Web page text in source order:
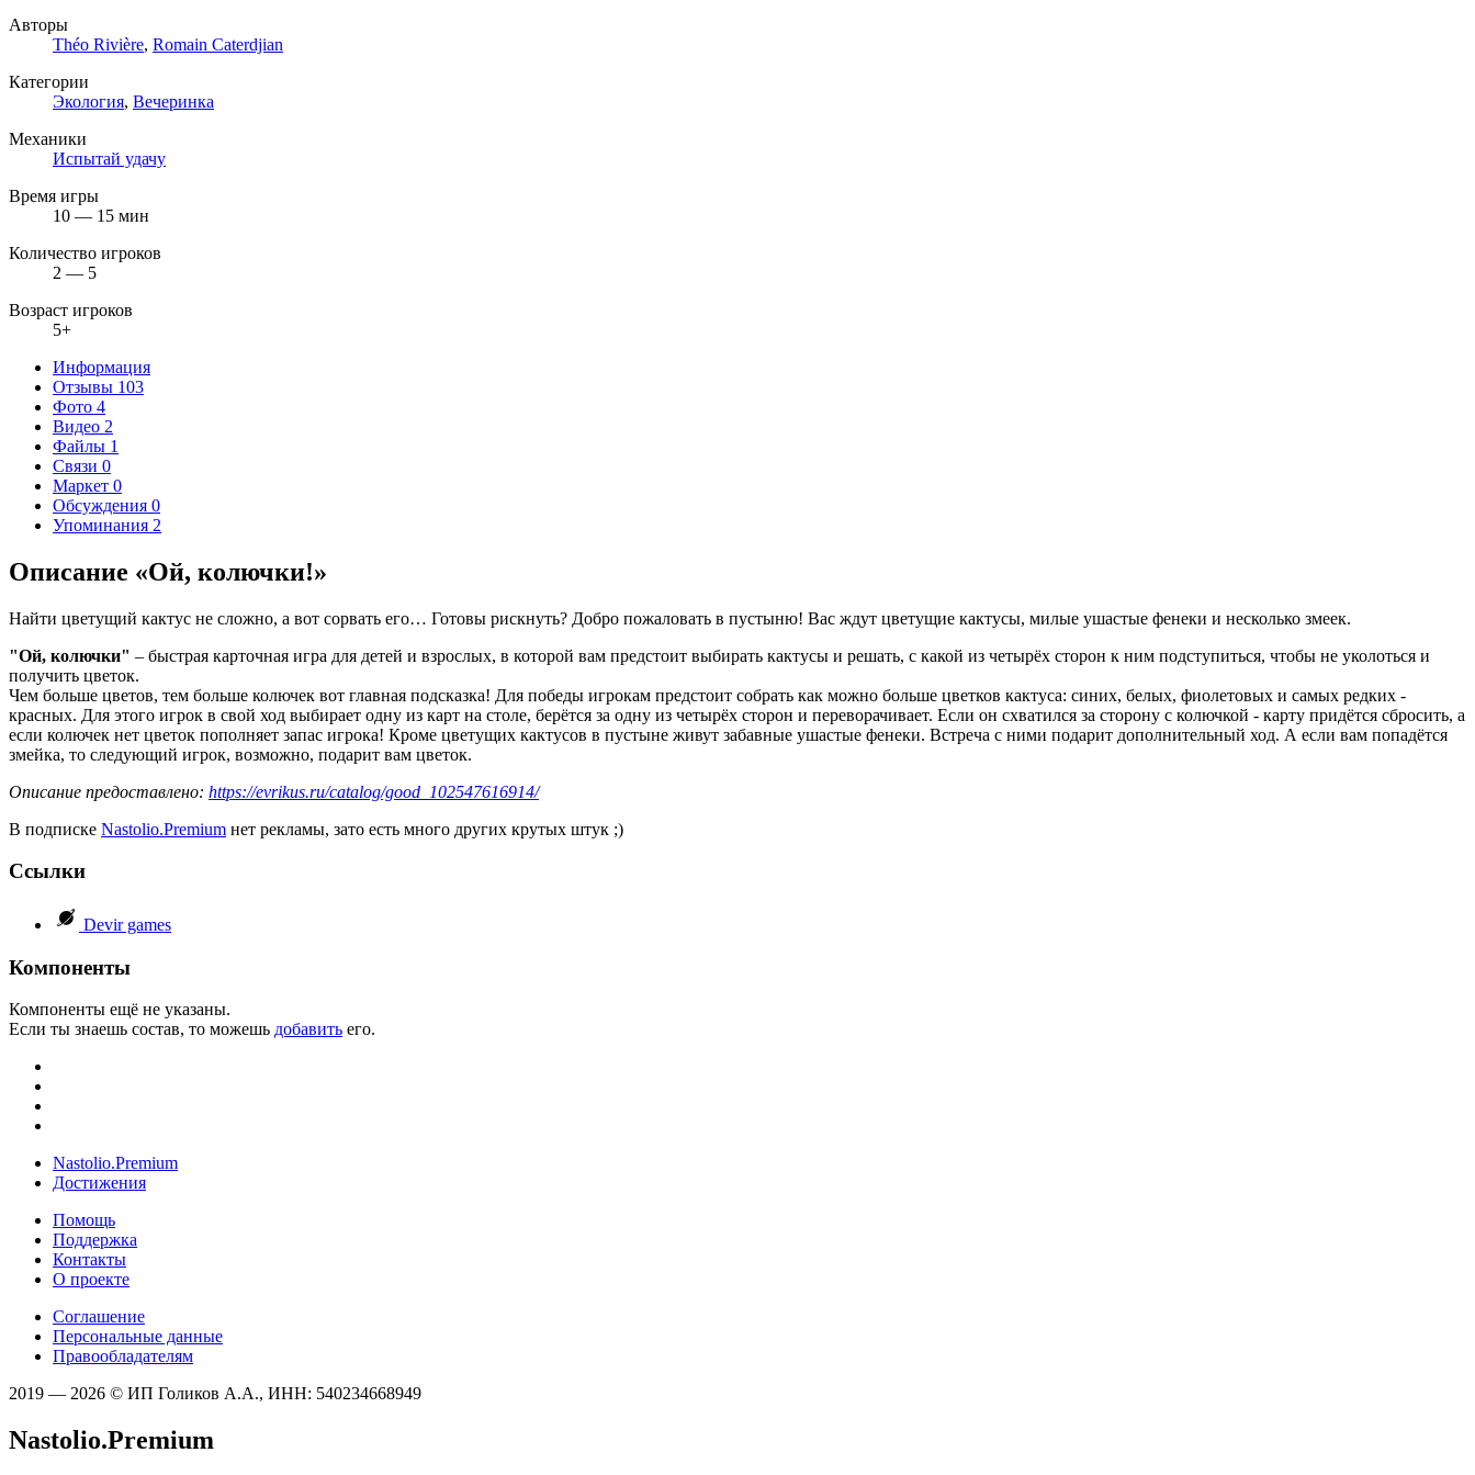
Авторы
Théo Rivière, Romain Caterdjian
Категории
Экология, Вечеринка
Механики
Испытай удачу
Время игры
10 — 15 мин
Количество игроков
2 — 5
Возраст игроков
5+
Информация
Отзывы 103
Фото 4
Видео 2
Файлы 1
Связи 0
Маркет 0
Обсуждения 0
Упоминания 2
Описание «Ой, колючки!»
Найти цветущий кактус не сложно, а вот сорвать его… Готовы рискнуть? Добро пожаловать в пустыню! Вас ждут цветущие кактусы, милые ушастые фенеки и несколько змеек.
"Ой, колючки" – быстрая карточная игра для детей и взрослых, в которой вам предстоит выбирать кактусы и решать, с какой из четырёх сторон к ним подступиться, чтобы не уколоться и
получить цветок.
Чем больше цветов, тем больше колючек вот главная подсказка! Для победы игрокам предстоит собрать как можно больше цветков кактуса: синих, белых, фиолетовых и самых редких -
красных. Для этого игрок в свой ход выбирает одну из карт на столе, берётся за одну из четырёх сторон и переворачивает. Если он схватился за сторону с колючкой - карту придётся сбросить, а
если колючек нет цветок пополняет запас игрока! Кроме цветущих кактусов в пустыне живут забавные ушастые фенеки. Встреча с ними подарит дополнительный ход. А если вам попадётся
змейка, то следующий игрок, возможно, подарит вам цветок.
Описание предоставлено: https://evrikus.ru/catalog/good_102547616914/
В подписке Nastolio.Premium нет рекламы, зато есть много других крутых штук ;)
Ссылки
Devir games
Компоненты
Компоненты ещё не указаны.
Если ты знаешь состав, то можешь добавить его.
Nastolio.Premium
Достижения
Помощь
Поддержка
Контакты
О проекте
Соглашение
Персональные данные
Правообладателям
2019 — 2026 © ИП Голиков А.А., ИНН: 540234668949
Nastolio.Premium